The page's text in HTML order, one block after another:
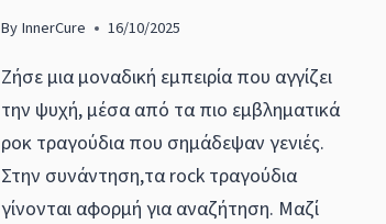
ByInnerCure 16/10/2025
Ζήσε μια μοναδική εμπειρία που αγγίζει
την ψυχή, μέσα από τα πιο εμβληματικά
ροκ τραγούδια που σημάδεψαν γενιές.
Στην συνάντηση,τα rock τραγούδια
γίνονται αφορμή για αναζήτηση. Μαζί